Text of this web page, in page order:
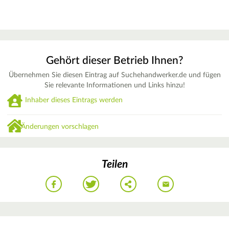
Gehört dieser Betrieb Ihnen?
Übernehmen Sie diesen Eintrag auf Suchehandwerker.de und fügen
Sie relevante Informationen und Links hinzu!
Inhaber dieses Eintrags werden
Änderungen vorschlagen
Teilen